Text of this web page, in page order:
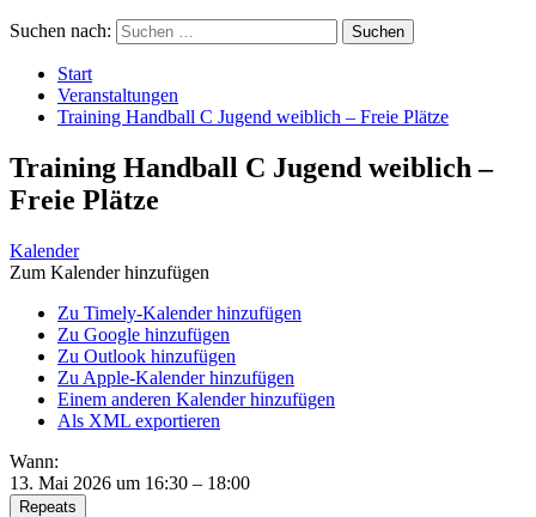
Suchen nach:
Start
Veranstaltungen
Training Handball C Jugend weiblich – Freie Plätze
Training Handball C Jugend weiblich –
Freie Plätze
Kalender
Zum Kalender hinzufügen
Zu Timely-Kalender hinzufügen
Zu Google hinzufügen
Zu Outlook hinzufügen
Zu Apple-Kalender hinzufügen
Einem anderen Kalender hinzufügen
Als XML exportieren
Wann:
13. Mai 2026 um 16:30 – 18:00
Repeats